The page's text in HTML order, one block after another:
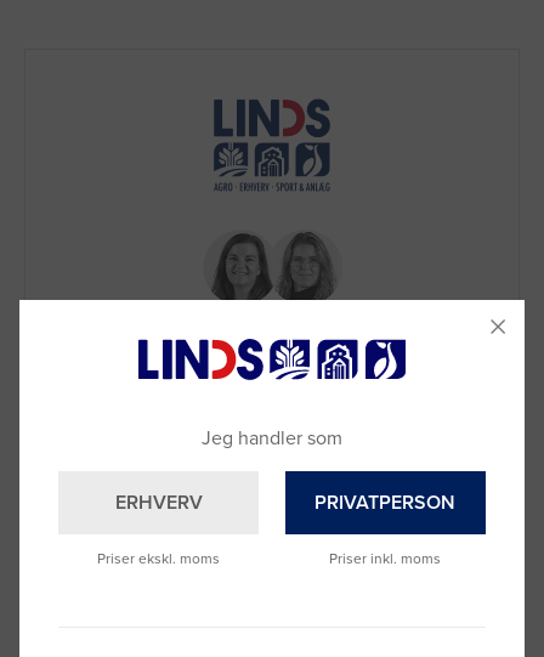
Ring til os på9992 0233
Vi sidder klar til at hjælpe dig.
Du kan også kontakte din lokale sælger
se oversigten her
Jeg handler som
ERHVERV
Priser ekskl. moms
PRIVATPERSON
Priser inkl. moms